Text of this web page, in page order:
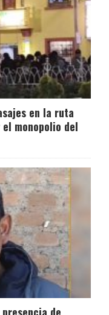
en la ruta
monopolio del